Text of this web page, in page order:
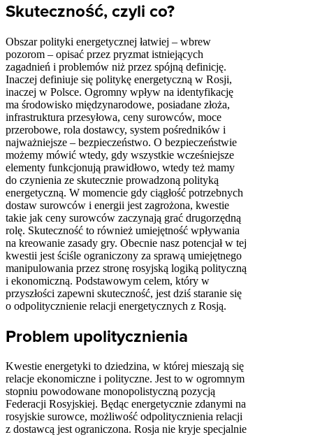
Skuteczność, czyli co?
Obszar polityki energetycznej łatwiej – wbrew
pozorom – opisać przez pryzmat istniejących
zagadnień i problemów niż przez spójną definicję.
Inaczej definiuje się politykę energetyczną w Rosji,
inaczej w Polsce. Ogromny wpływ na identyfikację
ma środowisko międzynarodowe, posiadane złoża,
infrastruktura przesyłowa, ceny surowców, moce
przerobowe, rola dostawcy, system pośredników i
najważniejsze – bezpieczeństwo. O bezpieczeństwie
możemy mówić wtedy, gdy wszystkie wcześniejsze
elementy funkcjonują prawidłowo, wtedy też mamy
do czynienia ze skutecznie prowadzoną polityką
energetyczną. W momencie gdy ciągłość potrzebnych
dostaw surowców i energii jest zagrożona, kwestie
takie jak ceny surowców zaczynają grać drugorzędną
rolę. Skuteczność to również umiejętność wpływania
na kreowanie zasady gry. Obecnie nasz potencjał w tej
kwestii jest ściśle ograniczony za sprawą umiejętnego
manipulowania przez stronę rosyjską logiką polityczną
i ekonomiczną. Podstawowym celem, który w
przyszłości zapewni skuteczność, jest dziś staranie się
o odpolitycznienie relacji energetycznych z Rosją.
Problem upolitycznienia
Kwestie energetyki to dziedzina, w której mieszają się
relacje ekonomiczne i polityczne. Jest to w ogromnym
stopniu powodowane monopolistyczną pozycją
Federacji Rosyjskiej. Będąc energetycznie zdanymi na
rosyjskie surowce, możliwość odpolitycznienia relacji
z dostawcą jest ograniczona. Rosja nie kryje specjalnie